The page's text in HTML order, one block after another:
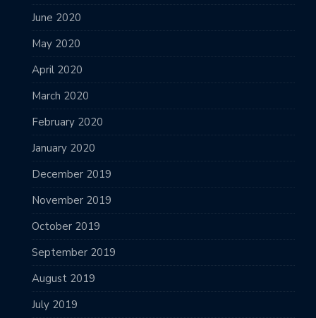
June 2020
May 2020
April 2020
March 2020
February 2020
January 2020
December 2019
November 2019
October 2019
September 2019
August 2019
July 2019